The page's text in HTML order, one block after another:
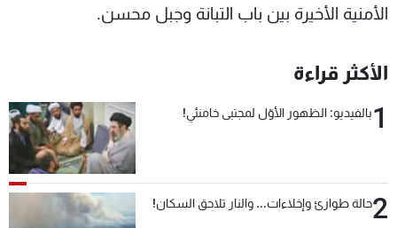
الأمنية الأخيرة بين باب التبانة وجبل محسن.
الأكثر قراءة
1بالفيديو: الظهور الأوّل لمجتبى خامنئي!
2حالة طوارئ وإخلاءات... والنار تلاحق السكان!